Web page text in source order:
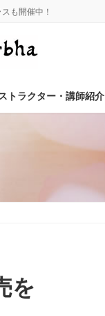
も開催中！
トラクター・講師紹介